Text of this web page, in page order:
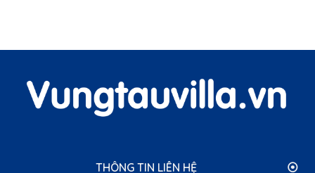
THÔNG TIN LIÊN HỆ ⦿